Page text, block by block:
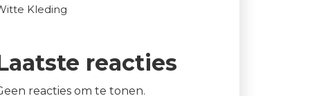
Kleding
reacties
reacties om te tonen.